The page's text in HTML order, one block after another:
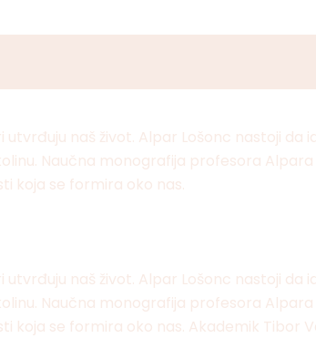
naš život. Alpar Lošonc nastoji da
Naučna monografija profesora Alpara
koja se formira oko nas.
naš život. Alpar Lošonc nastoji da
Naučna monografija profesora Alpara
koja se formira oko nas. Akademik Tibor